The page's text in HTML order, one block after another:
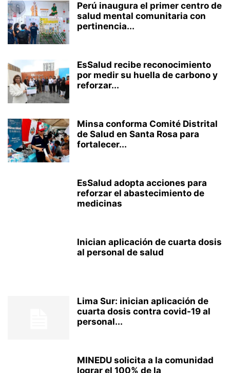
Perú inaugura el primer centro de
salud mental comunitaria con
pertinencia...
EsSalud recibe reconocimiento
por medir su huella de carbono y
reforzar...
Minsa conforma Comité Distrital
de Salud en Santa Rosa para
fortalecer...
EsSalud adopta acciones para
reforzar el abastecimiento de
medicinas
Inician aplicación de cuarta dosis
al personal de salud
Lima Sur: inician aplicación de
cuarta dosis contra covid-19 al
personal...
MINEDU solicita a la comunidad
lograr el 100% de la